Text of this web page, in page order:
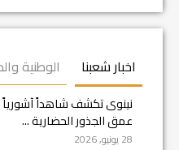
اخبار شعبنا الوطنية
نينوى تكشف شاهداً
عمق الجذور الحضارية ...
28 يونيو, 2026